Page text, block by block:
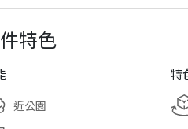
特色
近公園
特